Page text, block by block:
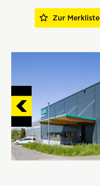
Zur Merkliste